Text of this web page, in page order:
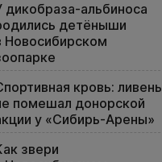
дикобраза-альбиноса
детёныши
Новосибирском
кровь: ливень
помешал донорской
у «Сибирь-Арены»
звери